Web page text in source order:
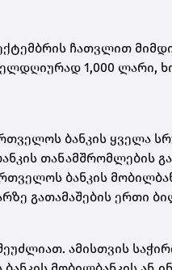
ჩათვლით
1,000 ლარი,
ბანკის
თანამშრომლების
ბანკის
გათამაშების ერთი
ამისთვის